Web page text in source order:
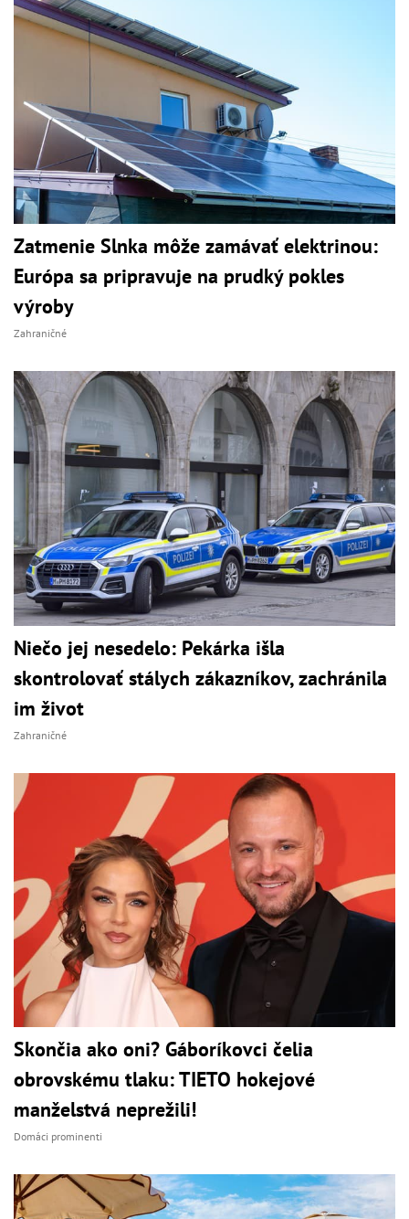
Zatmenie Slnka môže zamávať elektrinou:
Európa sa pripravuje na prudký pokles
výroby
Zahraničné
Niečo jej nesedelo: Pekárka išla
skontrolovať stálych zákazníkov, zachránila
im život
Zahraničné
Skončia ako oni? Gáboríkovci čelia
obrovskému tlaku: TIETO hokejové
manželstvá neprežili!
Domáci prominenti